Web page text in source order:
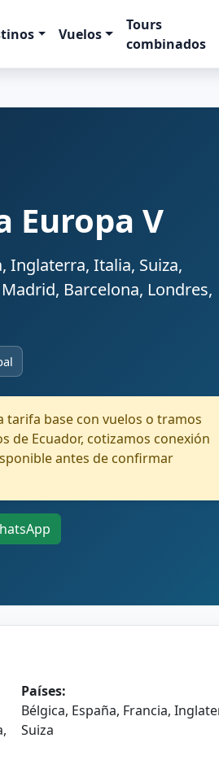
Vuelos
Tours
combinados
Europa V
Inglaterra, Italia, Suiza,
Barcelona, Londres,
base con vuelos o tramos
de Ecuador, cotizamos conexión
antes de confirmar
Países:
Bélgica, España, Francia,
Suiza